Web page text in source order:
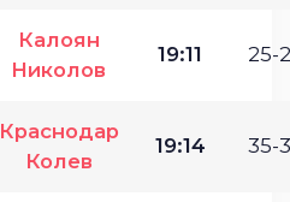
Калоян
Николов
19:11 25-
Краснодар
Колев
19:14 35-